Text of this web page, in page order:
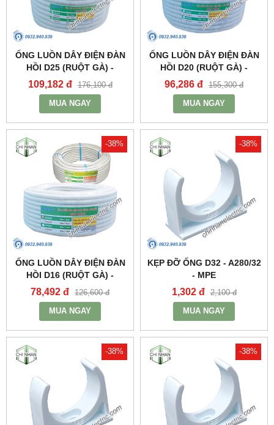
ỐNG LUỒN DÂY ĐIỆN ĐÀN
HỒI D25 (RUỘT GÀ) -
A9025CT - MPE
109,182 đ 176,100 đ
MUA NGAY
ỐNG LUỒN DÂY ĐIỆN ĐÀN
HỒI D20 (RUỘT GÀ) -
A9020CT - MPE
96,286 đ 155,300 đ
MUA NGAY
-38%
ỐNG LUỒN DÂY ĐIỆN ĐÀN
HỒI D16 (RUỘT GÀ) -
A9016CT - MPE
78,492 đ 126,600 đ
MUA NGAY
-38%
KẸP ĐỠ ỐNG D32 - A280/32
- MPE
1,302 đ 2,100 đ
MUA NGAY
-38% -38%